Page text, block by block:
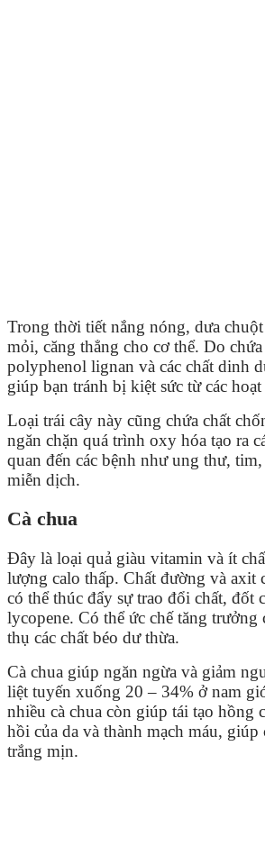
Trong thời tiết nắng nóng, dưa
mỏi, căng thẳng cho cơ thể. Do chứa
polyphenol lignan và các chất dinh
giúp bạn tránh bị kiệt sức từ các
Loại trái cây này cũng chứa chất
ngăn chặn quá trình oxy hóa tạo ra
quan đến các bệnh như ung thư,
miễn dịch.
Cà chua
Đây là loại quả giàu vitamin và ít
lượng calo thấp. Chất đường và axit
có thể thúc đẩy sự trao đổi chất, đốt
lycopene. Có thể ức chế tăng trưởng
thụ các chất béo dư thừa.
Cà chua giúp ngăn ngừa và giảm
liệt tuyến xuống 20 – 34% ở nam
nhiều cà chua còn giúp tái tạo hồng
hồi của da và thành mạch máu, giúp
trắng mịn.